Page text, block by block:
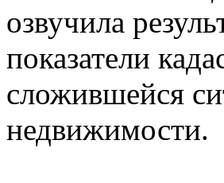
озвучила
показатели
сложившейся
недвижимости.